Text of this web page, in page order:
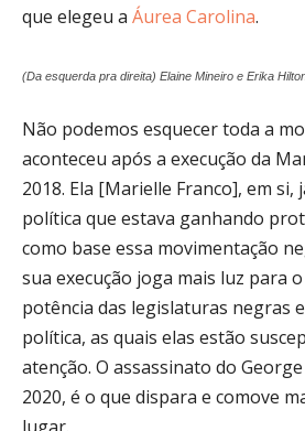
que elegeu a Áurea Carolina.
(Da esquerda pra direita) Elaine Mineiro e Erika
Não podemos esquecer toda a
aconteceu após a execução da
2018. Ela [Marielle Franco], em si,
política que estava ganhando
como base essa movimentação
sua execução joga mais luz para
potência das legislaturas negras
política, as quais elas estão
atenção. O assassinato do
2020, é o que dispara e comove